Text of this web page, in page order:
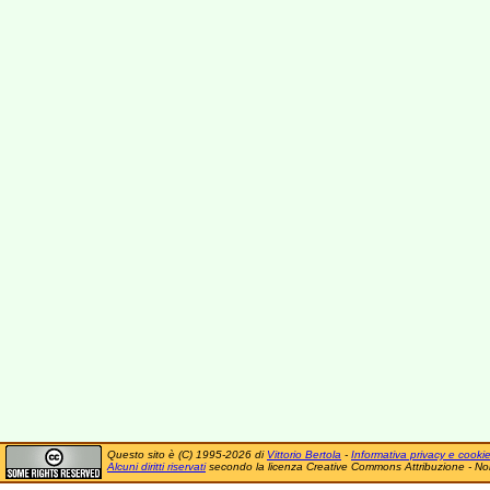
Questo sito è (C) 1995-2026 di Vittorio Bertola - Informativa privacy e cookie
Alcuni diritti riservatisecondo la licenza Creative Commons Attribuzione -